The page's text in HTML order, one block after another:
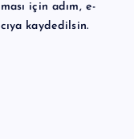
için adım, e-
kaydedilsin.